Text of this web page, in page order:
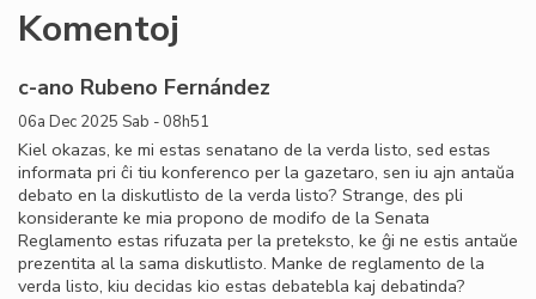
Komentoj
c-ano Rubeno Fernández
06a Dec 2025 Sab - 08h51
Kiel okazas, ke mi estas senatano de la verda listo, sed estas
informata pri ĉi tiu konferenco per la gazetaro, sen iu ajn antaŭa
debato en la diskutlisto de la verda listo? Strange, des pli
konsiderante ke mia propono de modifo de la Senata
Reglamento estas rifuzata per la preteksto, ke ĝi ne estis antaŭe
prezentita al la sama diskutlisto. Manke de reglamento de la
verda listo, kiu decidas kio estas debatebla kaj debatinda?